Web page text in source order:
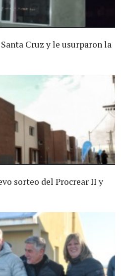
Cruz y le usurparon la
sorteo del Procrear II y